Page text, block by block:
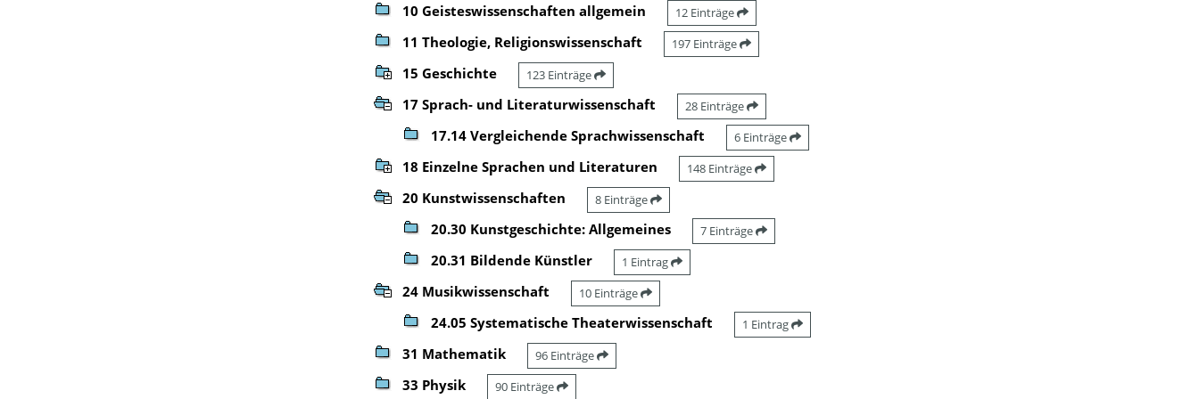
10 Geisteswissenschaften allgemein 12 Einträge
11 Theologie, Religionswissenschaft 197 Einträge
15 Geschichte 123 Einträge
17 Sprach- und Literaturwissenschaft 28 Einträge
17.14 Vergleichende Sprachwissenschaft 6 Einträge
18 Einzelne Sprachen und Literaturen 148 Einträge
20 Kunstwissenschaften 8 Einträge
20.30 Kunstgeschichte: Allgemeines 7 Einträge
20.31 Bildende Künstler 1 Eintrag
24 Musikwissenschaft 10 Einträge
24.05 Systematische Theaterwissenschaft 1 Eintrag
31 Mathematik 96 Einträge
33 Physik 90 Einträge